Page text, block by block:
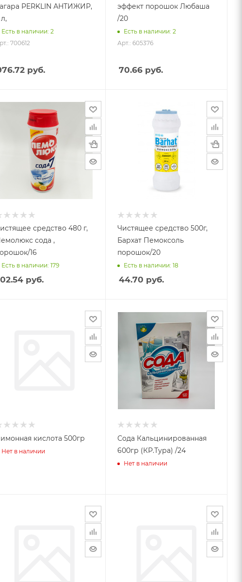
PERKLIN АНТИЖИР,
Есть в наличии: 2
700612
руб.
эффект порошок Любаша
/20
Есть в наличии: 2
Арт.: 605376
70.66руб.
средство 480 г,
сода ,
16
Есть в наличии: 179
руб.
Чистящее средство 500г,
Бархат Пемоксоль
порошок/20
Есть в наличии: 18
44.70 руб.
кислота 500гр
Нет в наличии
Сода Кальцинированная
600гр (КР.Тура) /24
Нет в наличии